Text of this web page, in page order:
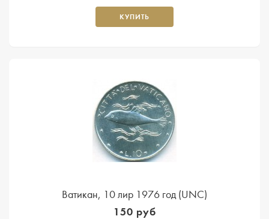
КУПИТЬ
Ватикан, 10 лир 1976 год (UNC)
150 руб